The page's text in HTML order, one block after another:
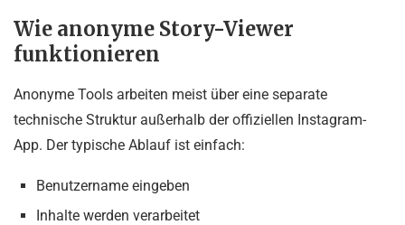
Wie anonyme Story-Viewer
funktionieren
Anonyme Tools arbeiten meist über eine separate
technische Struktur außerhalb der offiziellen Instagram-
App. Der typische Ablauf ist einfach:
Benutzername eingeben
Inhalte werden verarbeitet